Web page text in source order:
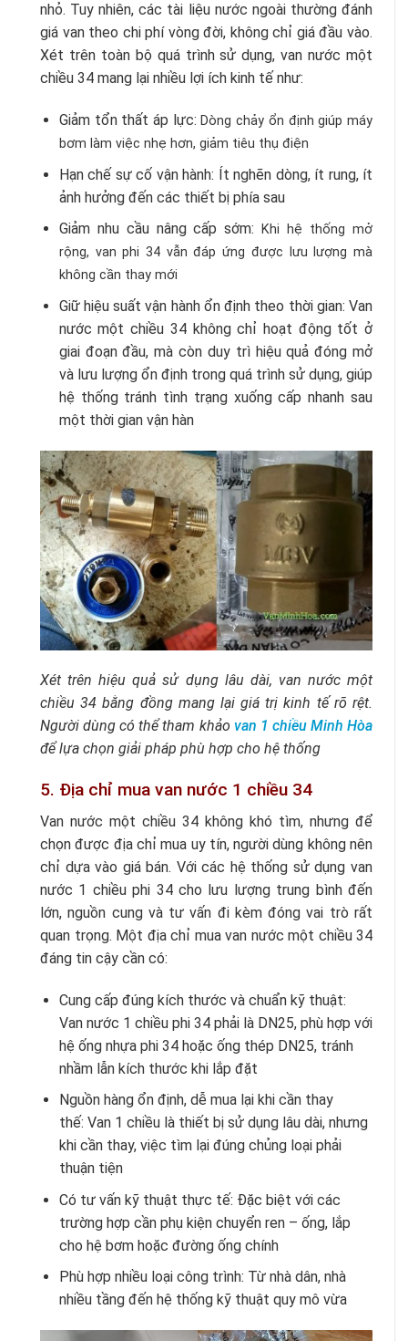
nhỏ. Tuy nhiên, các tài liệu nước ngoài thường đánh
giá van theo chi phí vòng đời, không chỉ giá đầu vào.
Xét trên toàn bộ quá trình sử dụng, van nước một
chiều 34 mang lại nhiều lợi ích kinh tế như:
Giảm tổn thất áp lực:Dòng chảy ổn định giúp máy
bơm làm việc nhẹ hơn, giảm tiêu thụ điện
Hạn chế sự cố vận hành: Ít nghẽn dòng, ít rung, ít
ảnh hưởng đến các thiết bị phía sau
Giảm nhu cầu nâng cấp sớm:Khi hệ thống mở
rộng, van phi 34 vẫn đáp ứng được lưu lượng mà
không cần thay mới
Giữ hiệu suất vận hành ổn định theo thời gian: Van
nước một chiều 34 không chỉ hoạt động tốt ở
giai đoạn đầu, mà còn duy trì hiệu quả đóng mở
và lưu lượng ổn định trong quá trình sử dụng, giúp
hệ thống tránh tình trạng xuống cấp nhanh sau
một thời gian vận hàn
Xét trên hiệu quả sử dụng lâu dài, van nước một
chiều 34 bằng đồng mang lại giá trị kinh tế rõ rệt.
Người dùng có thể tham khảo van 1 chiều Minh Hòa
để lựa chọn giải pháp phù hợp cho hệ thống
5. Địa chỉ mua van nước 1 chiều 34
Van nước một chiều 34 không khó tìm, nhưng để
chọn được địa chỉ mua uy tín, người dùng không nên
chỉ dựa vào giá bán. Với các hệ thống sử dụng van
nước 1 chiều phi 34 cho lưu lượng trung bình đến
lớn, nguồn cung và tư vấn đi kèm đóng vai trò rất
quan trọng. Một địa chỉ mua van nước một chiều 34
đáng tin cậy cần có:
Cung cấp đúng kích thước và chuẩn kỹ thuật:
Van nước 1 chiều phi 34 phải là DN25, phù hợp với
hệ ống nhựa phi 34 hoặc ống thép DN25, tránh
nhầm lẫn kích thước khi lắp đặt
Nguồn hàng ổn định, dễ mua lại khi cần thay
thế: Van 1 chiều là thiết bị sử dụng lâu dài, nhưng
khi cần thay, việc tìm lại đúng chủng loại phải
thuận tiện
Có tư vấn kỹ thuật thực tế: Đặc biệt với các
trường hợp cần phụ kiện chuyển ren – ống, lắp
cho hệ bơm hoặc đường ống chính
Phù hợp nhiều loại công trình: Từ nhà dân, nhà
nhiều tầng đến hệ thống kỹ thuật quy mô vừa